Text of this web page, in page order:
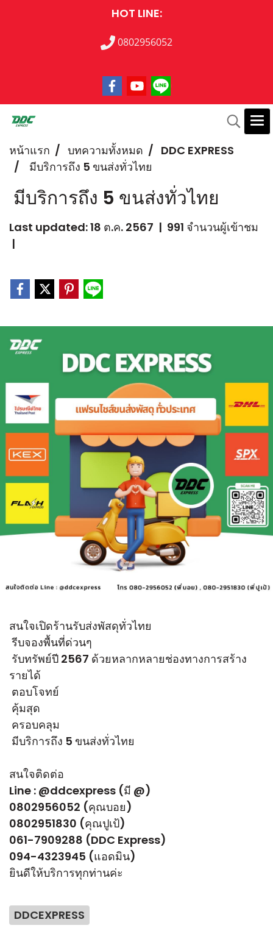
HOT LINE:
0802956052
หน้าแรก บทความทั้งหมด
DDC EXPRESS
มีบริการถึง 5 ขนส่งทั่วไทย
มีบริการถึง 5 ขนส่งทั่วไทย
Last updated: 18 ต.ค. 2567 | 991 จำนวนผู้เข้าชม
|
สนใจเปิดร้านรับส่งพัสดุทั่วไทย
รีบจองพื้นที่ด่วนๆ
รับทรัพย์ปี 2567 ด้วยหลากหลายช่องทางการสร้าง
รายได้
ตอบโจทย์
คุ้มสุด
ครอบคลุม
มีบริการถึง 5 ขนส่งทั่วไทย
สนใจติดต่อ
Line : @ddcexpress (มี @)
0802956052 (คุณบอย)
0802951830 (คุณปูเป้)
061-7909288 (DDC Express)
094-4323945 (แอดมิน)
ยินดีให้บริการทุกท่านค่ะ
DDCEXPRESS